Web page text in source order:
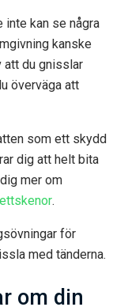
inte kan se några
kanske
att du gnisslar
överväga att
som ett skydd
dig att helt bita
mer om
.
för
med tänderna.
om din